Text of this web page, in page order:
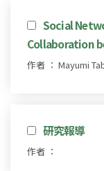
Social
Collaboration
作者 ： Mayumi
研究報導
作者 ：